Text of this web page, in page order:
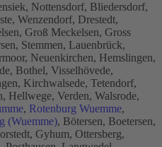
Nottensdorf, Bliedersdorf,
Wenzendorf, Drestedt,
Groß Meckelsen, Gross
Stemmen, Lauenbrück,
Neuenkirchen, Hemslingen,
Bothel, Visselhövede,
Kirchwalsede, Tetendorf,
Hellwege, Verden, Walsrode,
, Rotenburg Wuemme,
(Wuemme), Bötersen, Boetersen,
Gyhum, Ottersberg,